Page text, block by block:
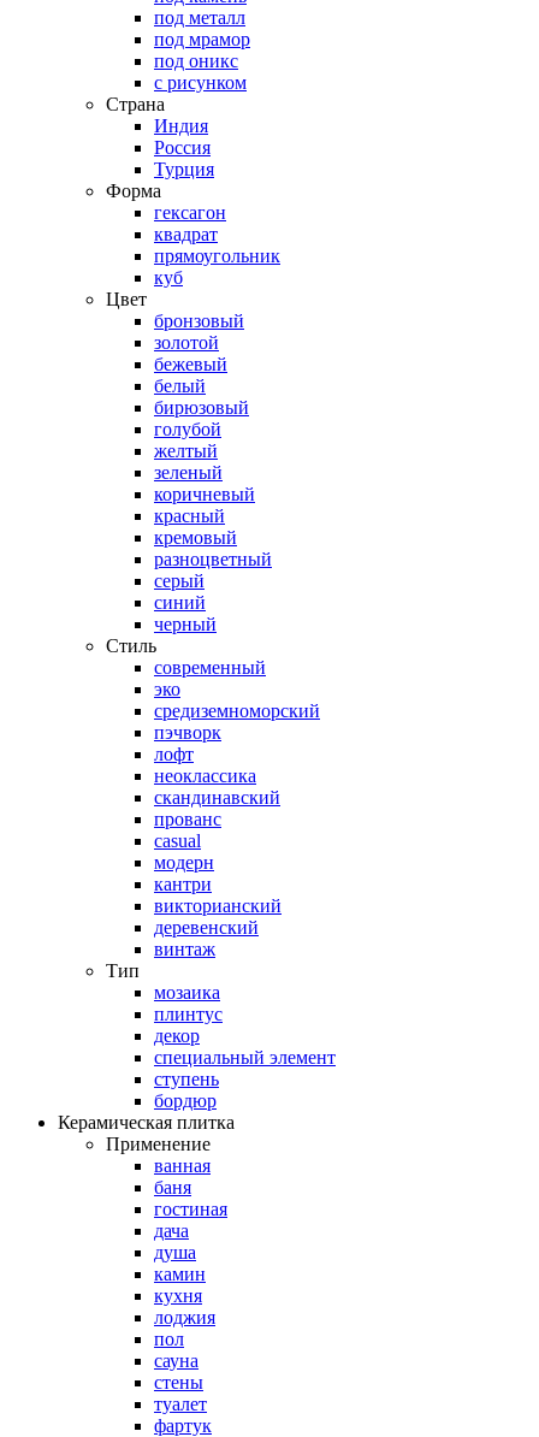
под металл
под мрамор
под оникс
с рисунком
Страна
Индия
Россия
Турция
Форма
гексагон
квадрат
прямоугольник
куб
Цвет
бронзовый
золотой
бежевый
белый
бирюзовый
голубой
желтый
зеленый
коричневый
красный
кремовый
разноцветный
серый
синий
черный
Стиль
современный
эко
средиземноморский
пэчворк
лофт
неоклассика
скандинавский
прованс
casual
модерн
кантри
викторианский
деревенский
винтаж
Тип
мозаика
плинтус
декор
специальный элемент
ступень
бордюр
Керамическая плитка
Применение
ванная
баня
гостиная
дача
душа
камин
кухня
лоджия
пол
сауна
стены
туалет
фартук